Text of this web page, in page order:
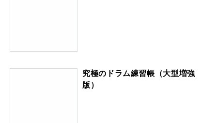
究極のドラム練習帳（大型増強
版）